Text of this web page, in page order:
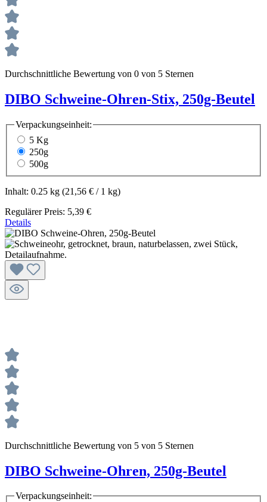
Durchschnittliche Bewertung von 0 von 5 Sternen
DIBO Schweine-Ohren-Stix, 250g-Beutel
Verpackungseinheit:
5 Kg
250g
500g
Inhalt: 0.25 kg (21,56 € / 1 kg)
Regulärer Preis: 5,39 €
Details
Durchschnittliche Bewertung von 5 von 5 Sternen
DIBO Schweine-Ohren, 250g-Beutel
Verpackungseinheit: